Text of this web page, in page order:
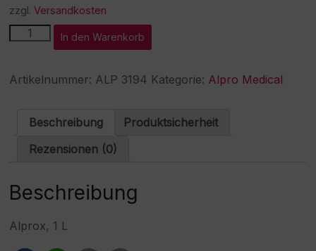
zzgl.Versandkosten
Alprox,
1
Menge
In den Warenkorb
l
e
r
t
Artikelnummer: ALP 3194 Kategorie: Alpro Medical
Beschreibung
Produktsicherheit
Rezensionen (0)
Beschreibung
Alprox, 1 L